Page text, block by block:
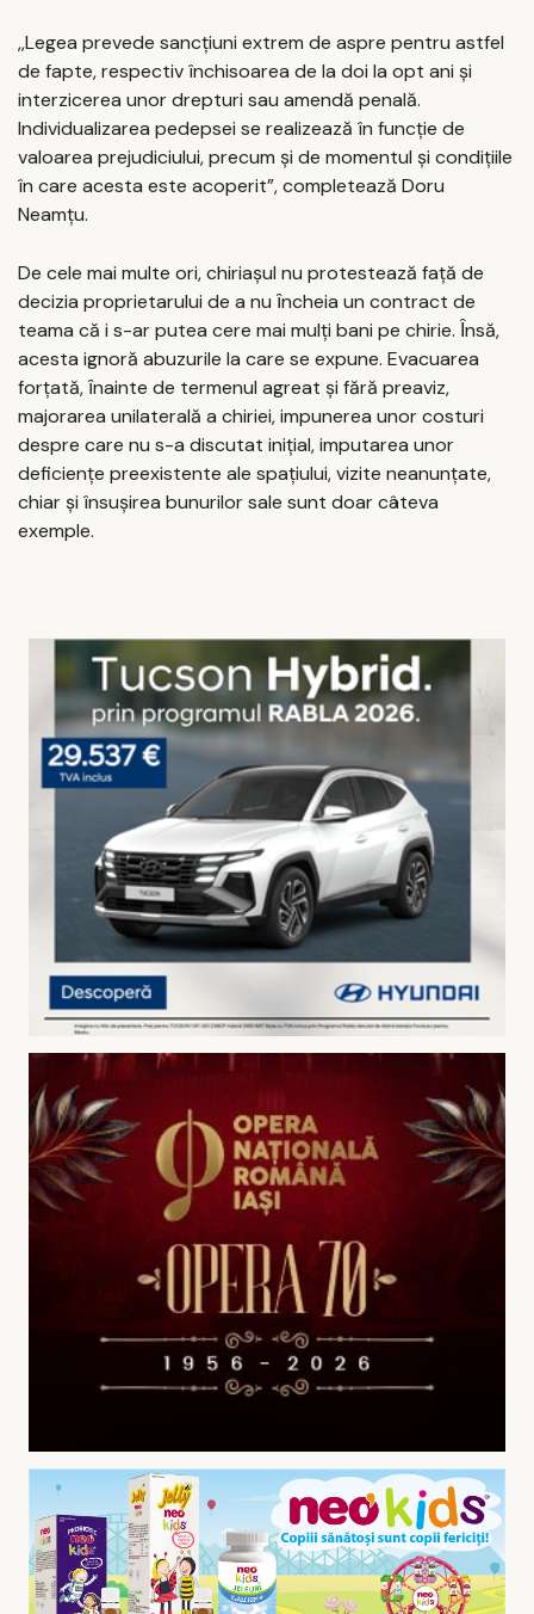
,,Legea prevede sancțiuni extrem de aspre pentru astfel
de fapte, respectiv închisoarea de la doi la opt ani și
interzicerea unor drepturi sau amendă penală.
Individualizarea pedepsei se realizează în funcție de
valoarea prejudiciului, precum și de momentul și condițiile
în care acesta este acoperit”, completează Doru
Neamțu.
De cele mai multe ori, chiriașul nu protestează față de
decizia proprietarului de a nu ȋncheia un contract de
teama că i s-ar putea cere mai mulți bani pe chirie. Ȋnsă,
acesta ignoră abuzurile la care se expune. Evacuarea
forțată, ȋnainte de termenul agreat și fără preaviz,
majorarea unilaterală a chiriei, impunerea unor costuri
despre care nu s-a discutat inițial, imputarea unor
deficiențe preexistente ale spațiului, vizite neanunțate,
chiar și însușirea bunurilor sale sunt doar câteva
exemple.